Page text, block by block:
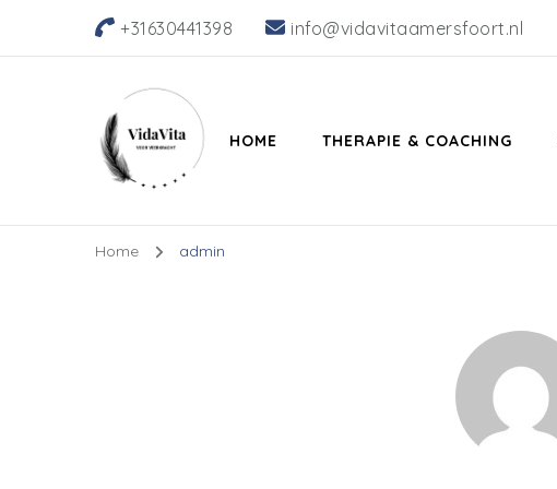
+31630441398 info@vidavitaamersfoort.nl
HOME THERAPIE & COACHING
Home admin